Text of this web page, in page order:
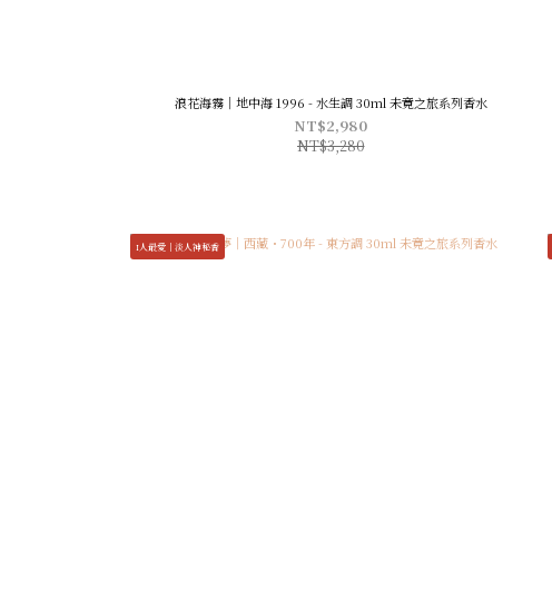
浪花海霧｜地中海 1996 - 水生調 30ml 未竟之旅系列香水
NT$2,980
NT$3,280
I人最愛｜淡人神秘香